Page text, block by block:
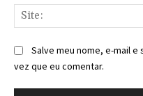
Salve meu nome, e-mail
vez que eu comentar.